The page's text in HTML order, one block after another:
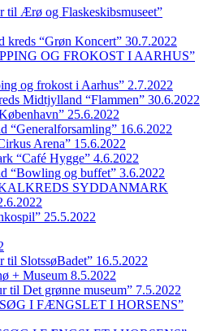
til Ærø og Flaskeskibsmuseet”
kreds “Grøn Koncert” 30.7.2022
OG FROKOST I AARHUS”
og frokost i Aarhus” 2.7.2022
Midtjylland “Flammen” 30.6.2022
25.6.2022
“Generalforsamling” 16.6.2022
Arena” 15.6.2022
“Café Hygge” 4.6.2022
“Bowling og buffet” 3.6.2022
SYDDANMARK
25.5.2022
SlotssøBadet” 16.5.2022
+ Museum 8.5.2022
til Det grønne museum” 7.5.2022
I FÆNGSLET I HORSENS”